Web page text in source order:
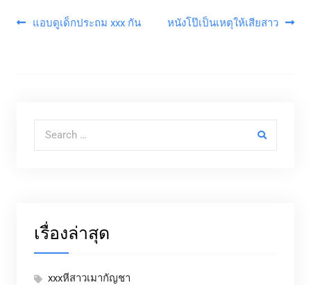
แนะแนวเรื่อง
แอบดูเด็กประถม xxx กัน หนังโป๊เป็นเหตุให้เสียสาว
Search for:
เรื่องล่าสุด
xxxหีสาวเมากัญชา